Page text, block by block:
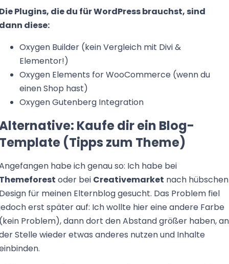
Plugins, die du für WordPress brauchst, sind
diese:
Oxygen Builder (kein Vergleich mit Divi &
Elementor!)
Oxygen Elements for WooCommerce (wenn du
einen Shop hast)
Oxygen Gutenberg Integration
Kaufe dir ein Blog-
(Tipps zum Theme)
habe ich genau so: Ich habe bei
oder bei Creativemarket nach hübschen
für meinen Elternblog gesucht. Das Problem fiel
erst später auf: Ich wollte hier eine andere Farbe
Problem), dann dort den Abstand größer haben, an
Stelle wieder etwas anderes nutzen und Inhalte